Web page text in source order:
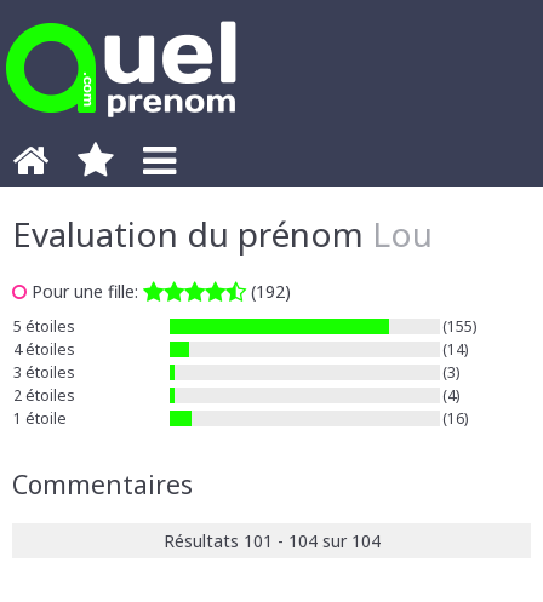
Evaluation du prénom Lou
Pour une fille: (192)
5 étoiles
(155)
4 étoiles
(14)
3 étoiles
(3)
2 étoiles
(4)
1 étoile
(16)
Commentaires
Résultats 101 - 104 sur 104